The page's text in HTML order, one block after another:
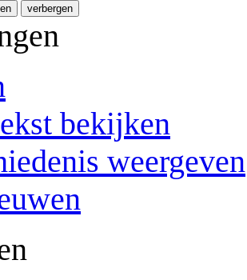
verbergen
bekijken
weergeven